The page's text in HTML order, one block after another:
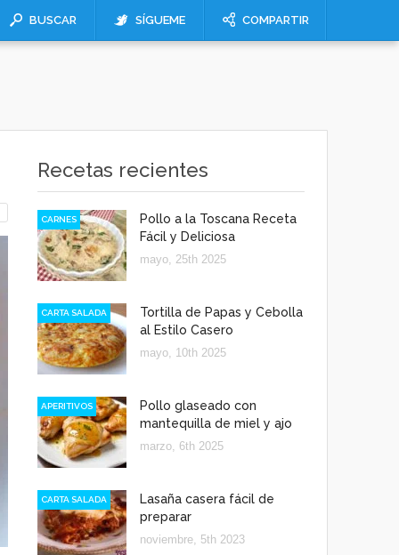
BUSCAR SÍGUEME COMPARTIR
Recetas recientes
Pollo a la Toscana Receta
Fácil y Deliciosa
CARNES
mayo, 25th 2025
Tortilla de Papas y Cebolla
al Estilo Casero
CARTA SALADA
mayo, 10th 2025
Pollo glaseado con
mantequilla de miel y ajo
APERITIVOS
marzo, 6th 2025
Lasaña casera fácil de
preparar
CARTA SALADA
noviembre, 5th 2023